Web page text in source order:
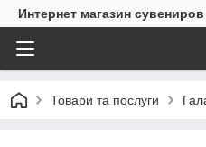
Интернет магазин
Товари та послуги